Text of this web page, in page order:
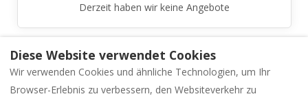
Derzeit haben wir keine Angebote
Diese Website verwendet Cookies
Wir verwenden Cookies und ähnliche Technologien, um Ihr
Browser-Erlebnis zu verbessern, den Websiteverkehr zu